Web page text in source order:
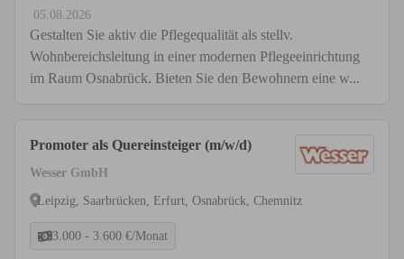
05.08.2026
Gestalten Sie aktiv die Pflegequalität als stellv.
Wohnbereichsleitung in einer modernen Pflegeeinrichtung
im Raum Osnabrück. Bieten Sie den Bewohnern eine w...
Promoter als Quereinsteiger (m/w/d)
Wesser GmbH
Leipzig, Saarbrücken, Erfurt, Osnabrück, Chemnitz
3.000 - 3.600 €/Monat